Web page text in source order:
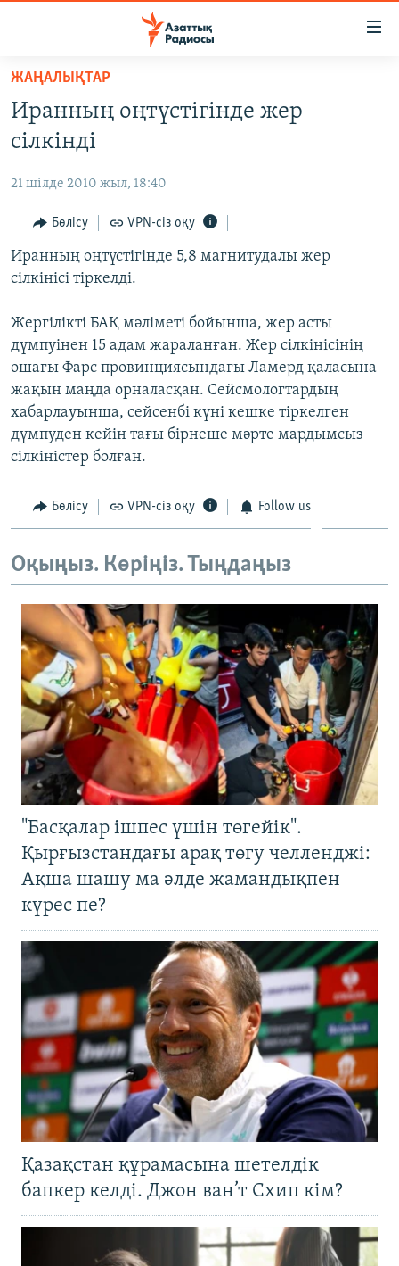
Skip
main
content
to
Navigation
Skip
to
САЯСАТ
ҚАҢТАР ОҚИҒАСЫ
АДАМ ҚҰҚЫҚТАРЫ
ӘЛЕУМЕТ
ӘЛЕМ
АРНАЙЫ ЖОБАЛАР
Русский
ЖАЗЫЛЫҢЫЗ
Басқа тілдерде
ЖАҢАЛЫҚТАР
Иранның оңтүстігінде жер
сілкінді
21 шілде 2010 жыл, 18:40
Бөлісу VPN-сіз оқу
Иранның оңтүстігінде 5,8 магнитудалы жер
сілкінісі тіркелді.
Жергілікті БАҚ мәліметі бойынша, жер асты
дүмпуінен 15 адам жараланған. Жер сілкінісінің
ошағы Фарс провинциясындағы Ламерд қаласына
жақын маңда орналасқан. Сейсмологтардың
хабарлауынша, сейсенбі күні кешке тіркелген
дүмпуден кейін тағы бірнеше мәрте мардымсыз
сілкіністер болған.
Бөлісу VPN-сіз оқу Follow us
Оқыңыз. Көріңіз. Тыңдаңыз
"Басқалар ішпес үшін төгейік".
Қырғызстандағы арақ төгу челленджі:
Ақша шашу ма әлде жамандықпен
күрес пе?
Қазақстан құрамасына шетелдік
бапкер келді. Джон ван’т Схип кім?